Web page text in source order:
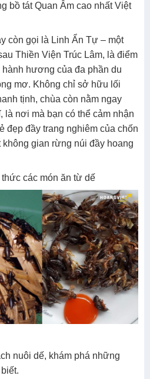
bồ tát Quan Âm cao nhất Việt
còn gọi là Linh Ẩn Tự – một
Thiền Viện Trúc Lâm, là điểm
hương của đa phần du
mơ. Không chỉ sở hữu lối
tịnh, chùa còn nằm ngay
là nơi mà bạn có thể cảm nhận
đẹp đầy trang nghiêm của chốn
gian rừng núi đầy hoang
các món ăn từ dế
nuôi dế, khám phá những